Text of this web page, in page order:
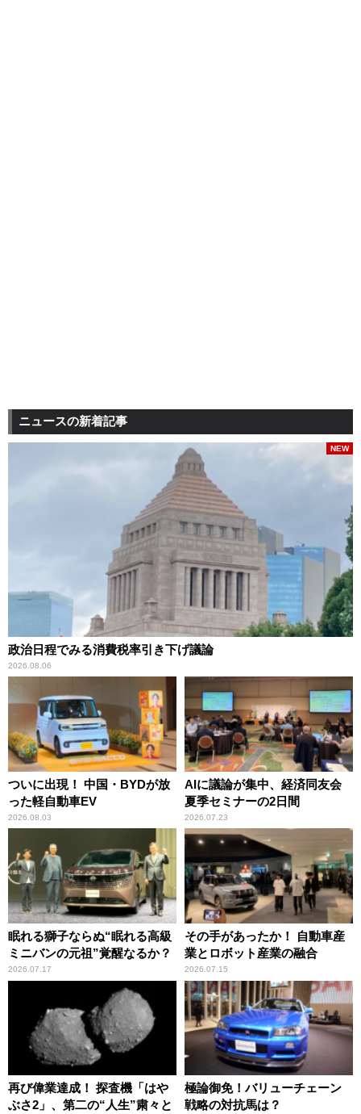
ニュースの新着記事
政治日程でみる消費税率引き下げ議論
2026.08.06
NEW
ついに出現！ 中国・BYDが放
った軽自動車EV
2026.08.03
AIに議論が集中、経済同友会
夏季セミナーの2日間
2026.07.23
眠れる獅子ならぬ“眠れる高級
ミニバンの元祖”覚醒なるか？
2026.07.17
その手があったか！ 自動車産
業とロボット産業の融合
2026.07.15
再び偉業達成！ 探査機「はや
ぶさ2」、第二の“人生”粛々と
極論御免！バリューチェーン
戦略の対抗馬は？